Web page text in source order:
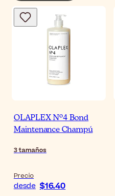
OLAPLEX Nº4 Bond
Maintenance Champú
3tamaños
Precio
desde $16.40